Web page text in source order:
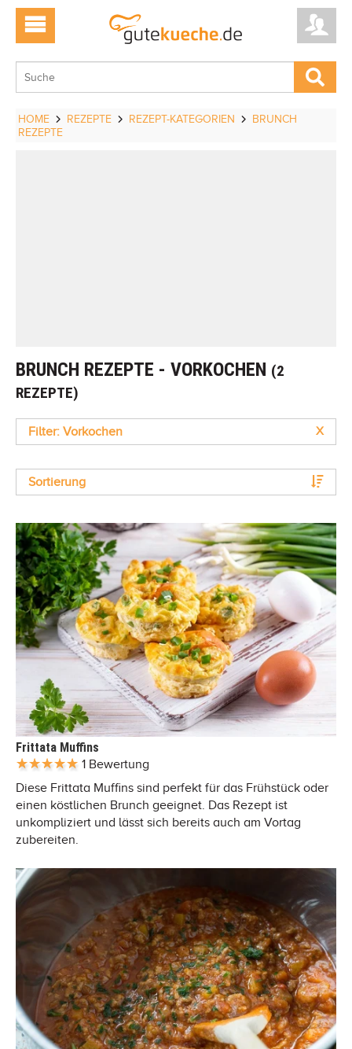
HOME REZEPTE REZEPT-KATEGORIEN
BRUNCH
REZEPTE
BRUNCH REZEPTE - VORKOCHEN (2
REZEPTE)
Filter: Vorkochen X
Sortierung
Frittata Muffins
1 Bewertung
Diese Frittata Muffins sind perfekt für das Frühstück oder
einen köstlichen Brunch geeignet. Das Rezept ist
unkompliziert und lässt sich bereits auch am Vortag
zubereiten.